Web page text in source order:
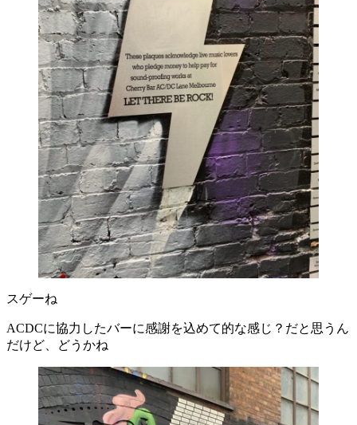
スゲーね
ACDCに協力したバーに感謝を込めて的な感じ？だと思うん
だけど、どうかね